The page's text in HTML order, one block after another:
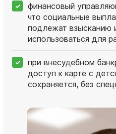
финансовый
что социальные
подлежат взысканию
использоваться для
при внесудебном
доступ к карте с
сохраняется, без